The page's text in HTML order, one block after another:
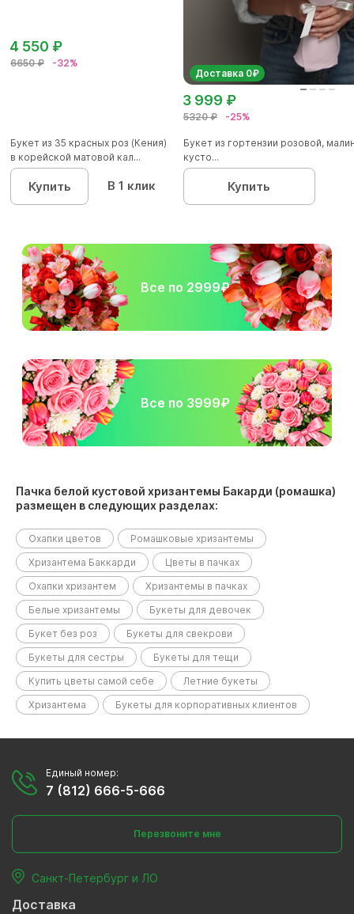
6650 ₽ -32%
4 550 ₽
Букет из 35 красных роз (Кения)
в корейской матовой кал...
Купить В 1 клик
Доставка 0₽
5320 ₽ -25%
3 999 ₽
Букет из гортензии розовой,
кусто...
Купить
Все по 2999₽
Все по 3999₽
Пачка белой кустовой хризантемы Бакарди (ромашка)
размещен в следующих разделах:
Охапки цветов
Ромашковые хризантемы
Хризантема Баккарди
Цветы в пачках
Охапки хризантем
Хризантемы в пачках
Белые хризантемы
Букеты для девочек
Букет без роз
Букеты для свекрови
Букеты для сестры
Букеты для тещи
Купить цветы самой себе
Летние букеты
Хризантема
Букеты для корпоративных клиентов
Единый номер:
7 (812) 666-5-666
Перезвоните мне
Санкт-Петербург и ЛО
Доставка